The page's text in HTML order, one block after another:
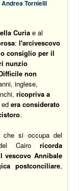
Andrea Tornielli
Curia e al
:l'arcivescovo
consiglio per il
nunzio
non
inglese,
ricopriva a
edera considerato
.
che si occupa del
Cairo ricorda
vescovo Annibale
postconciliare,